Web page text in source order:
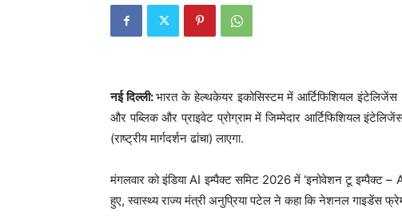
नई दिल्ली:भारत के हेल्थकेयर इकोसिस्टम में आर्टिफिशियल
और पब्लिक और प्राइवेट प्रोग्राम में जिम्मेदार आर्टिफिशियल
(राष्ट्रीय मार्गदर्शन ढांचा) लाएगा.
मंगलवार को इंडिया AI इम्पैक्ट समिट 2026 में ‘इनोवेशन टू इम्पैक्ट
हुए, स्वास्थ्य राज्य मंत्री अनुप्रिया पटेल ने कहा कि नेशनल गाइडेंस